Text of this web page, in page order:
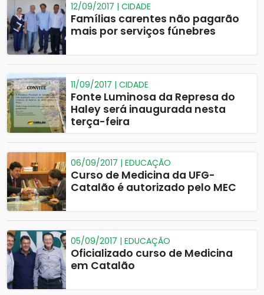
12/09/2017 | CIDADE
Famílias carentes não pagarão
mais por serviços fúnebres
11/09/2017 | CIDADE
Fonte Luminosa da Represa do
Haley será inaugurada nesta
terça-feira
06/09/2017 | EDUCAÇÃO
Curso de Medicina da UFG-
Catalão é autorizado pelo MEC
05/09/2017 | EDUCAÇÃO
Oficializado curso de Medicina
em Catalão